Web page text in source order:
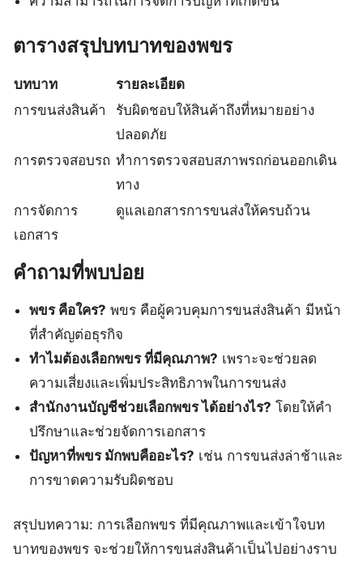
ตารางสรุปบทบาทของพขร
บทบาท
รายละเอียด
การขนส่งสินค้า
รับผิดชอบให้สินค้าถึงที่หมายอย่าง
ปลอดภัย
การตรวจสอบรถ ทำการตรวจสอบสภาพรถก่อนออกเดิน
ทาง
การจัดการ
เอกสาร
ดูแลเอกสารการขนส่งให้ครบถ้วน
คำถามที่พบบ่อย
พขร คือใคร? พขร คือผู้ควบคุมการขนส่งสินค้า มีหน้า
ที่สำคัญต่อธุรกิจ
ทำไมต้องเลือกพขร ที่มีคุณภาพ? เพราะจะช่วยลด
ความเสี่ยงและเพิ่มประสิทธิภาพในการขนส่ง
สำนักงานบัญชีช่วยเลือกพขร ได้อย่างไร? โดยให้คำ
ปรึกษาและช่วยจัดการเอกสาร
ปัญหาที่พขร มักพบคืออะไร? เช่น การขนส่งล่าช้าและ
การขาดความรับผิดชอบ
สรุปบทความ: การเลือกพขร ที่มีคุณภาพและเข้าใจบท
บาทของพขร จะช่วยให้การขนส่งสินค้าเป็นไปอย่างราบ